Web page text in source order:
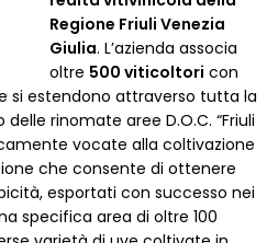
Regione Friuli Venezia
Giulia. L’azienda associa
oltre 500 viticoltori con
si estendono attraverso tutta la
rinomate aree D.O.C. “Friuli
vocate alla coltivazione
che consente di ottenere
esportati con successo nei
specifica area di oltre 100